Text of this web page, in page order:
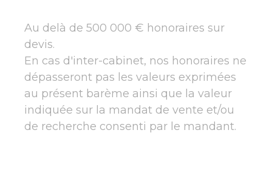
Au delà de 500 000 € honoraires sur
devis.
En cas d'inter-cabinet, nos honoraires ne
dépasseront pas les valeurs exprimées
au présent barème ainsi que la valeur
indiquée sur la mandat de vente et/ou
de recherche consenti par le mandant.